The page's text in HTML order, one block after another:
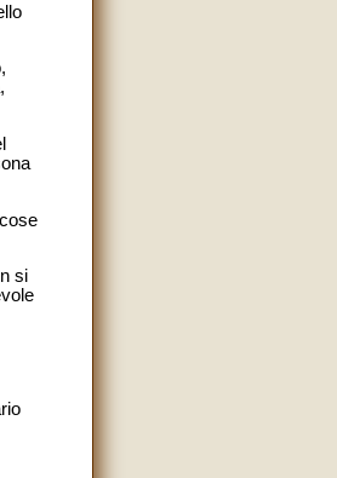
si